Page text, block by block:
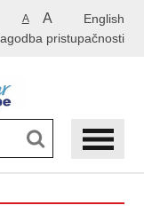
English
A A
pristupačnosti